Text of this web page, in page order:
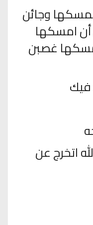
وجائن
أن امسكها
غصبن
فيك
اتخرج عن